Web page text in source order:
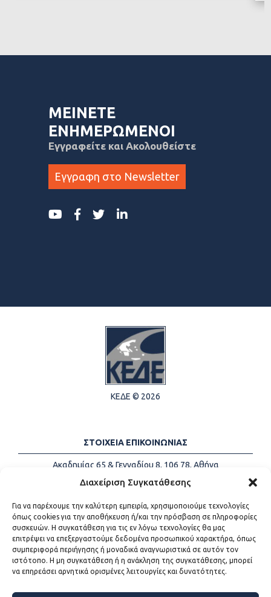
Διαχείριση Συγκατάθεσης
Για να παρέχουμε την καλύτερη εμπειρία, χρησιμοποιούμε τεχνολογίες
όπως cookies για την αποθήκευση ή/και την πρόσβαση σε πληροφορίες
συσκευών. Η συγκατάθεση για τις εν λόγω τεχνολογίες θα μας
επιτρέψει να επεξεργαστούμε δεδομένα προσωπικού χαρακτήρα, όπως
συμπεριφορά περιήγησης ή μοναδικά αναγνωριστικά σε αυτόν τον
ιστότοπο. Η μη συγκατάθεση ή η ανάκληση της συγκατάθεσης, μπορεί
να επηρεάσει αρνητικά ορισμένες λειτουργίες και δυνατότητες.
ΜΕΙΝΕΤΕ
ΕΝΗΜΕΡΩΜΕΝΟΙ
Εγγραφείτε και Ακολουθείστε
Εγγραφη στο Newsletter
ΚΕΔΕ © 2026
ΣΤΟΙΧΕΙΑ ΕΠΙΚΟΙΝΩΝΙΑΣ
Ακαδημίας 65 & Γενναδίου 8, 106 78, Αθήνα
Τηλέφωνα:
+30 213-2147500
Email:
info@kede.gr
ΧΡΗΣΙΜΟΙ ΣΥΝΔΕΣΜΟΙ
Η ΚΕΔΕ
Sitemap